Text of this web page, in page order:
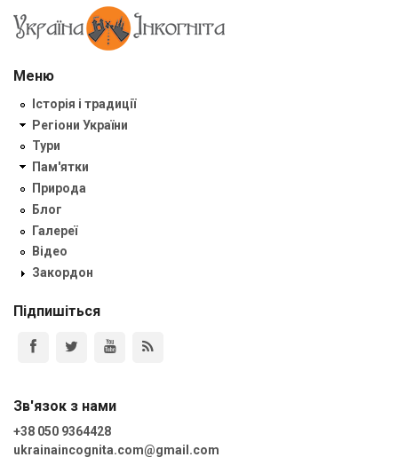
Меню
Історія і традиції
Регіони України
Тури
Пам'ятки
Природа
Блог
Галереї
Відео
Закордон
Підпишіться
Зв'язок з нами
+38 050 9364428
ukrainaincognita.com@gmail.com